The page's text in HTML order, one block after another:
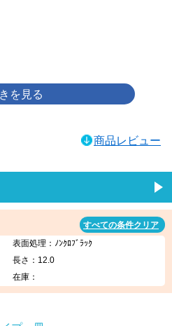
商品レビュー
すべての条件クリア
表面処理：ﾉﾝｸﾛﾌﾞﾗｯｸ
長さ：12.0
在庫：